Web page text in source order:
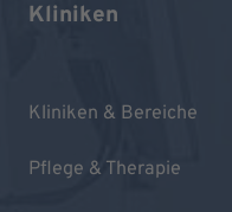
Kliniken
Kliniken & Bereiche
Pflege & Therapie